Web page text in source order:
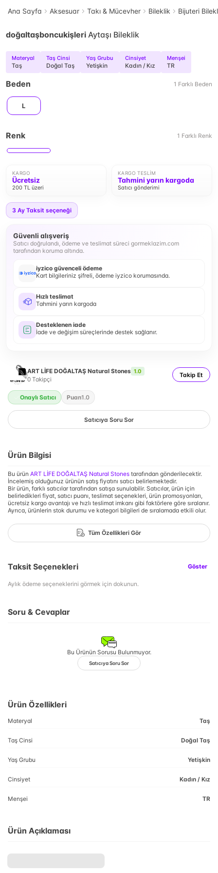
Ana Sayfa Aksesuar Takı & Mücevher Bileklik Bijuteri
doğaltaşboncukişleri Aytaşı Bileklik
Materyal
Taş
Taş Cinsi
Doğal Taş
Yaş Grubu
Yetişkin
Cinsiyet
Kadın / Kız
Menşei
TR
Beden 1 Farklı Beden
L
Renk 1 Farklı Renk
KARGO
Ücretsiz
200 TL üzeri
KARGO TESLIM
Tahmini yarın kargoda
Satıcı gönderimi
3 Ay Taksit seçeneği
Güvenli alışveriş
Satıcı doğrulandı, ödeme ve teslimat süreci gormeklazim.com
tarafından koruma altında.
iyzico güvenceli ödeme
Kart bilgileriniz şifreli, ödeme iyzico korumasında.
Hızlı teslimat
Tahmini yarın kargoda
Desteklenen iade
İade ve değişim süreçlerinde destek sağlanır.
ART LİFE DOĞALTAŞ Natural Stones 1.0
0 Takipçi
Takip Et
Onaylı Satıcı Puan1.0
Satıcıya Soru Sor
Ürün Bilgisi
Bu ürün ART LİFE DOĞALTAŞ Natural Stones tarafından gönderilecektir.
İncelemiş olduğunuz ürünün satış fiyatını satıcı belirlemektedir.
Bir ürün, farklı satıcılar tarafından satışa sunulabilir. Satıcılar, ürün için
belirledikleri fiyat, satıcı puanı, teslimat seçenekleri, ürün promosyonları,
ücretsiz kargo avantajı ve hızlı teslimat imkanı gibi faktörlere göre sıralanır.
Ayrıca, ürünlerin stok durumu ve kategori bilgileri de sıralamada etkili olur.
Tüm Özellikleri Gör
Taksit Seçenekleri Göster
Aylık ödeme seçeneklerini görmek için dokunun.
Soru & Cevaplar
Bu Ürünün Sorusu Bulunmuyor.
Satıcıya Soru Sor
Ürün Özellikleri
Materyal Taş
Taş Cinsi Doğal Taş
Yaş Grubu Yetişkin
Cinsiyet Kadın / Kız
Menşei TR
Ürün Açıklaması